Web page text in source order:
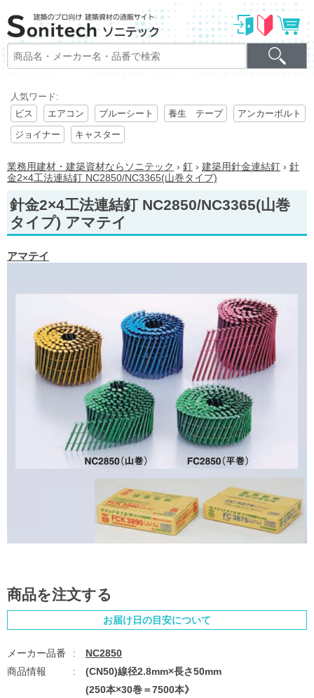
人気ワード:
ビス
エアコン ブルーシート 養生 テープ
アンカーボルト
ジョイナー
キャスター
業務用建材・建築資材ならソニテック › 釘 › 建築用針金連結釘 › 針
金2×4工法連結釘 NC2850/NC3365(山巻タイプ)
針金2×4工法連結釘 NC2850/NC3365(山巻
タイプ) アマテイ
アマテイ
商品を注文する
お届け日の目安について
NC2850
(CN50)線径2.8mm×長さ50mm
(250本×30巻＝7500本》